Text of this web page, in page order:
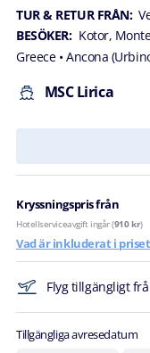
TUR & RETUR FRÅN:
BESÖKER: Kotor,
Greece • Ancona
MSC Lirica
Kryssningspris från
Hotellserviceavgift ingår (910 kr)
Vad är inkluderat i
Flyg tillgängligt
Tillgängliga avresedatum